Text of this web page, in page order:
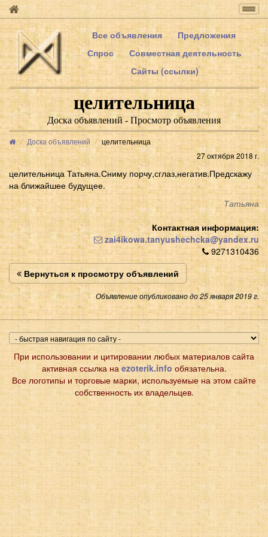
Все объявления
Предложения
Спрос
Совместная деятельность
Сайты (ссылки)
целительница
Доска объявлений - Просмотр объявления
Доска объявлений
целительница
27 октября 2018 г.
целительница Татьяна.Сниму порчу,сглаз,негатив.Предскажу
на ближайшее будущее.
Татьяна
Контактная информация:
zai4ikowa.tanyushechcka@yandex.ru
9271310436
Вернуться к просмотру объявлений
Объявление опубликовано до 25 января 2019 г.
При использовании и цитировании любых материалов сайта
активная ссылка на ezoterik.info обязательна.
Все логотипы и торговые марки, используемые на этом сайте
собственность их владельцев.